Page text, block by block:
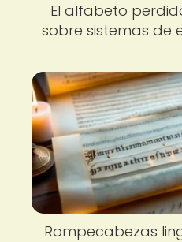
El alfabeto
sobre sistemas de
Rompecabezas